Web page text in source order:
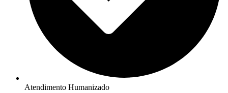
Atendimento Humanizado